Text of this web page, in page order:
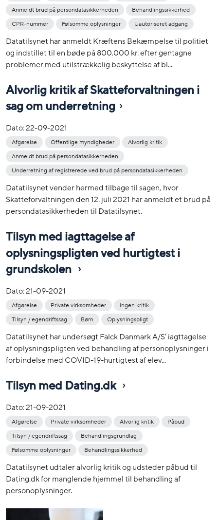
Anmeldt brud på persondatasikkerheden
Behandlingssikkerhed
CPR-nummer
Følsomme oplysninger Uautoriseret adgang
Datatilsynet har anmeldt Kræftens Bekæmpelse til politiet
og indstillet til en bøde på 800.000 kr. efter gentagne
problemer med utilstrækkelig beskyttelse af bl...
Alvorlig kritik af Skatteforvaltningen i
sag om underretning
Dato:22-09-2021
Afgørelse Offentlige myndigheder
Alvorlig kritik
Anmeldt brud på persondatasikkerheden
Underretning af registrerede ved brud på persondatasikkerheden
Datatilsynet vender hermed tilbage til sagen, hvor
Skatteforvaltningen den 12. juli 2021 har anmeldt et brud på
persondatasikkerheden til Datatilsynet.
Tilsyn med iagttagelse af
oplysningspligten ved hurtigtest i
grundskolen
Dato:21-09-2021
Afgørelse Private virksomheder
Ingen kritik
Tilsyn / egendriftssag
Børn Oplysningspligt
Datatilsynet har undersøgt Falck Danmark A/S’ iagttagelse
af oplysningspligten ved behandling af personoplysninger i
forbindelse med COVID-19-hurtigtest af elev...
Tilsyn med Dating.dk
Dato:21-09-2021
Afgørelse Private virksomheder Alvorlig kritik
Påbud
Tilsyn / egendriftssag
Behandlingsgrundlag
Følsomme oplysninger
Behandlingssikkerhed
Datatilsynet udtaler alvorlig kritik og udsteder påbud til
Dating.dk for manglende hjemmel til behandling af
personoplysninger.